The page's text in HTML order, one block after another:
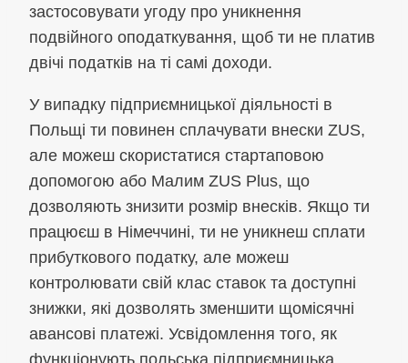
застосовувати угоду про уникнення
подвійного оподаткування, щоб ти не платив
двічі податків на ті самі доходи.
У випадку підприємницької діяльності в
Польщі ти повинен сплачувати внески ZUS,
але можеш скористатися стартаповою
допомогою або Малим ZUS Plus, що
дозволяють знизити розмір внесків. Якщо ти
працюєш в Німеччині, ти не уникнеш сплати
прибуткового податку, але можеш
контролювати свій клас ставок та доступні
знижки, які дозволять зменшити щомісячні
авансові платежі. Усвідомлення того, як